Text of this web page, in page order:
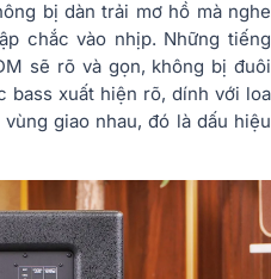
bị dàn trải mơ hồ mà nghe
chắc vào nhịp. Những tiếng
sẽ rõ và gọn, không bị đuôi
bass xuất hiện rõ, dính với loa
giao nhau, đó là dấu hiệu